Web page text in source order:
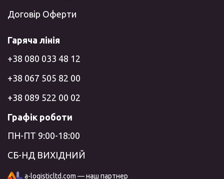
Договір Оферти
Гаряча лінія
+38 080 033 48 12
+38 067 505 82 00
+38 089 522 00 02
Графік роботи
ПН-ПТ 9:00-18:00
СБ-НД ВИХІДНИЙ
a-logisticltd.com — наш партнер